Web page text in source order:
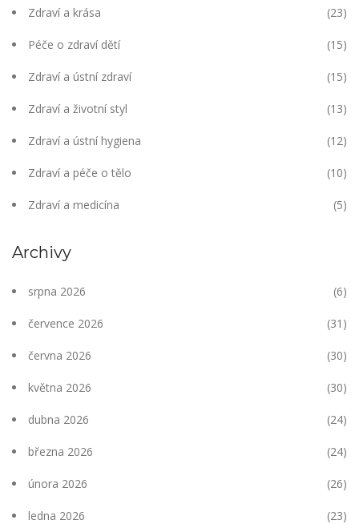
Zdraví a krása (23)
Péče o zdraví dětí (15)
Zdraví a ústní zdraví (15)
Zdraví a životní styl (13)
Zdraví a ústní hygiena (12)
Zdraví a péče o tělo (10)
Zdraví a medicína (5)
Archivy
srpna 2026 (6)
července 2026 (31)
června 2026 (30)
května 2026 (30)
dubna 2026 (24)
března 2026 (24)
února 2026 (26)
ledna 2026 (23)